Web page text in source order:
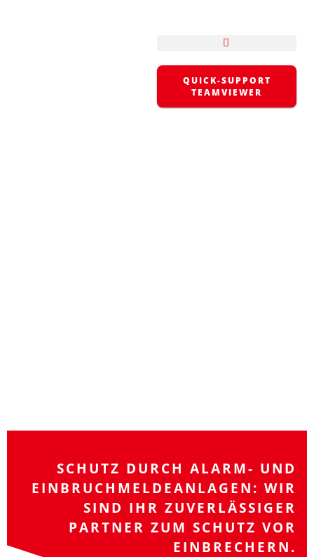
QUICK-SUPPORT
TEAMVIEWER
SCHUTZ DURCH ALARM- UND
EINBRUCHMELDEANLAGEN: WIR
SIND IHR ZUVERLÄSSIGER
PARTNER ZUM SCHUTZ VOR
EINBRECHERN.